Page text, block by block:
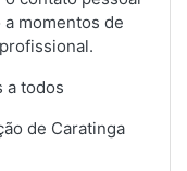
momentos de
a todos
de Caratinga